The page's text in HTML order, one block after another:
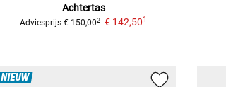
Achtertas
Adviesprijs € 150,002 € 142,501
NIEUW